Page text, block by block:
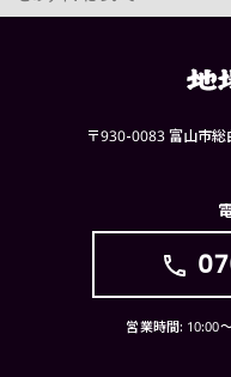
〒930-0083 富山市
営業時間: 10:00